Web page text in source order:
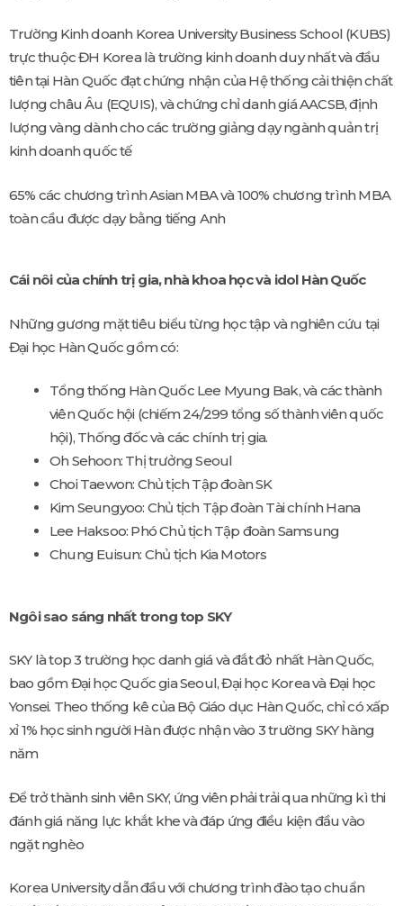
Trường Kinh doanh Korea University Business School (KUBS)
trực thuộc ĐH Korea là trường kinh doanh duy nhất và đầu
tiên tại Hàn Quốc đạt chứng nhận của Hệ thống cải thiện chất
lượng châu Âu (EQUIS), và chứng chỉ danh giá AACSB, định
lượng vàng dành cho các trường giảng dạy ngành quản trị
kinh doanh quốc tế
65% các chương trình Asian MBA và 100% chương trình MBA
toàn cầu được dạy bằng tiếng Anh
Cái nôi của chính trị gia, nhà khoa học và idol Hàn Quốc
Những gương mặt tiêu biểu từng học tập và nghiên cứu tại
Đại học Hàn Quốc gồm có:
Tổng thống Hàn Quốc Lee Myung Bak, và các thành
viên Quốc hội (chiếm 24/299 tổng số thành viên quốc
hội), Thống đốc và các chính trị gia.
Oh Sehoon: Thị trưởng Seoul
Choi Taewon: Chủ tịch Tập đoàn SK
Kim Seungyoo: Chủ tịch Tập đoàn Tài chính Hana
Lee Haksoo: Phó Chủ tịch Tập đoàn Samsung
Chung Euisun: Chủ tịch Kia Motors
Ngôi sao sáng nhất trong top SKY
SKY là top 3 trường học danh giá và đắt đỏ nhất Hàn Quốc,
bao gồm Đại học Quốc gia Seoul, Đại học Korea và Đại học
Yonsei. Theo thống kê của Bộ Giáo dục Hàn Quốc, chỉ có xấp
xỉ 1% học sinh người Hàn được nhận vào 3 trường SKY hàng
năm
Để trở thành sinh viên SKY, ứng viên phải trải qua những kì thi
đánh giá năng lực khắt khe và đáp ứng điều kiện đầu vào
ngặt nghèo
Korea University dẫn đầu với chương trình đào tạo chuẩn